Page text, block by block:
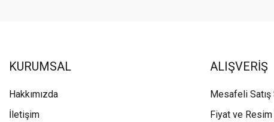
KURUMSAL
Hakkımızda
İletişim
ALIŞVERİŞ
Mesafeli
Fiyat ve Resim